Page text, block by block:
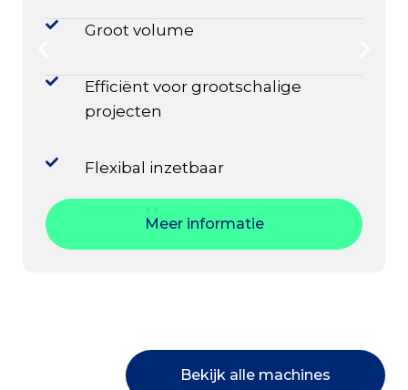
Groot volume
Efficiënt voor grootschalige
projecten
Flexibal inzetbaar
Meer informatie
Bekijk alle machines